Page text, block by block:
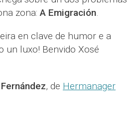
zona:A Emigración.
en clave de humor e a
un luxo! Benvido Xosé
, de Hermanager